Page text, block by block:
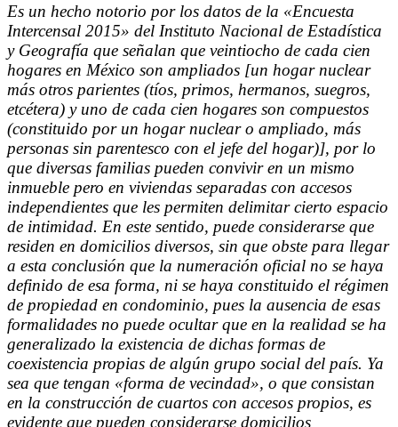
Es un hecho notorio por los datos de la «Encuesta
Intercensal 2015» del Instituto Nacional de Estadística
y Geografía que señalan que veintiocho de cada cien
hogares en México son ampliados [un hogar nuclear
más otros parientes (tíos, primos, hermanos, suegros,
etcétera) y uno de cada cien hogares son compuestos
(constituido por un hogar nuclear o ampliado, más
personas sin parentesco con el jefe del hogar)], por lo
que diversas familias pueden convivir en un mismo
inmueble pero en viviendas separadas con accesos
independientes que les permiten delimitar cierto espacio
de intimidad. En este sentido, puede considerarse que
residen en domicilios diversos, sin que obste para llegar
a esta conclusión que la numeración oficial no se haya
definido de esa forma, ni se haya constituido el régimen
de propiedad en condominio, pues la ausencia de esas
formalidades no puede ocultar que en la realidad se ha
generalizado la existencia de dichas formas de
coexistencia propias de algún grupo social del país. Ya
sea que tengan «forma de vecindad», o que consistan
en la construcción de cuartos con accesos propios, es
evidente que pueden considerarse domicilios